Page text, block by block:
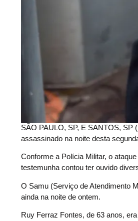
SÃO PAULO, SP, E SANTOS, SP
assassinado na noite desta
Conforme a Polícia Militar, o
testemunha contou ter ouvido
O Samu (Serviço de Atendimento
ainda na noite de ontem.
Ruy Ferraz Fontes, de 63 anos,